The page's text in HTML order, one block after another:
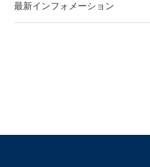
最新インフォメーション